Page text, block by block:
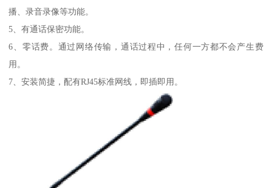
播、录音录像等功能。
5、有通话保密功能。
6、零话费。通过网络传输，通话过程中，任何一方都不会产生费
用。
7、安装简捷，配有RJ45标准网线，即插即用。